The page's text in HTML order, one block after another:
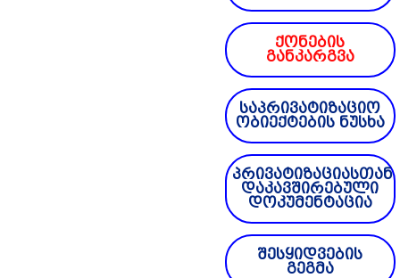
ქონების
განკარგვა
საპრივატიზაციო
ობიექტების ნუსხა
პრივატიზაციასთან
დაკავშირებული
დოკუმენტაცია
შესყიდვების
გეგმა